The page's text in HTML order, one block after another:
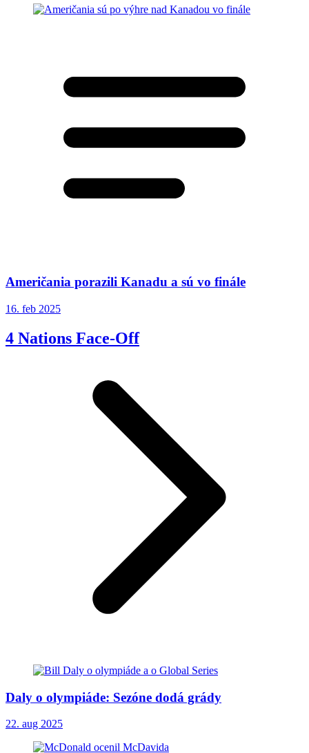
Američania porazili Kanadu a sú vo finále
16. feb 2025
4 Nations Face-Off
Daly o olympiáde: Sezóne dodá grády
22. aug 2025